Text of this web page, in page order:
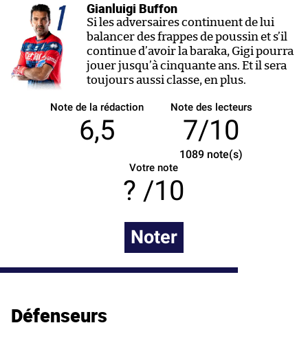
Gianluigi Buffon
Si les adversaires continuent de lui
balancer des frappes de poussin et s’il
continue d’avoir la baraka, Gigi pourra
jouer jusqu’à cinquante ans. Et il sera
toujours aussi classe, en plus.
Note de la rédaction
6,5
Note des lecteurs
7/10
1089 note(s)
Votre note
/10
Noter
Défenseurs